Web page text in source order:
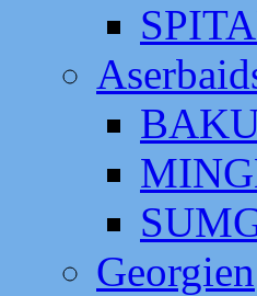
Georgien